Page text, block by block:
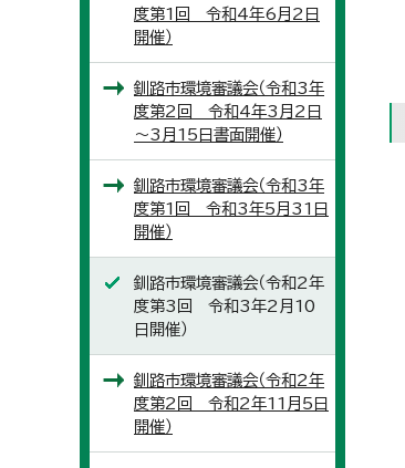
度第1回 令和4年6月2日
開催）
釧路市環境審議会（令和3年
度第2回 令和4年3月2日
～3月15日書面開催）
釧路市環境審議会（令和3年
度第1回 令和3年5月31日
開催）
釧路市環境審議会（令和2年
度第3回 令和3年2月10
日開催）
釧路市環境審議会（令和2年
度第2回 令和2年11月5日
開催）